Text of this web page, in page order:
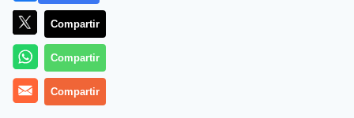
Laimagen será recordada
muchos años: Enfundada en un
Compartir
Compartir
Compartir